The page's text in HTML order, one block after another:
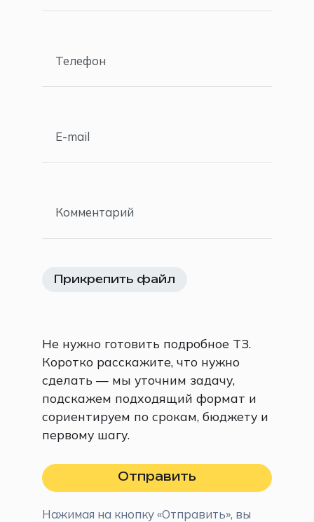
Телефон
E-mail
Комментарий
Прикрепить файл
Не нужно готовить подробное ТЗ.
Коротко расскажите, что нужно
сделать — мы уточним задачу,
подскажем подходящий формат и
сориентируем по срокам, бюджету и
первому шагу.
Отправить
Нажимая на кнопку «Отправить», вы